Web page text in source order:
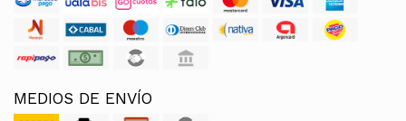
MEDIOS DE ENVÍO